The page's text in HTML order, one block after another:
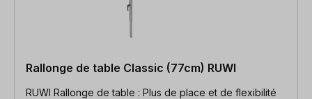
Rallonge de table Classic (77cm) RUWI
RUWI Rallonge de table : Plus de place et de flexibilité